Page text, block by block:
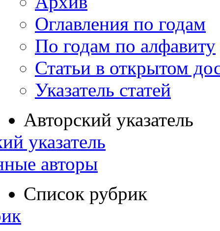
Оглавления по годам
По годам по алфавиту
Статьи в открытом
Указатель статей
Авторский указатель
указатель
авторы
Список рубрик